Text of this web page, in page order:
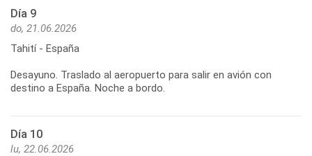
Día 9
do, 21.06.2026
Tahití - España
Desayuno. Traslado al aeropuerto para salir en avión con
Día 10
lu, 22.06.2026